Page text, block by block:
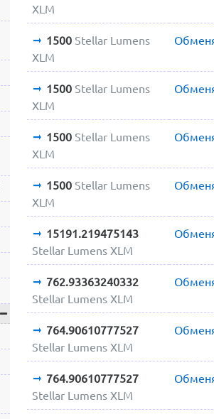
XLM
1500 Stellar Lumens
XLM
1500 Stellar Lumens
XLM
1500 Stellar Lumens
XLM
1500 Stellar Lumens
XLM
15191.219475143
Stellar Lumens XLM
762.93363240332
Stellar Lumens XLM
764.90610777527
Stellar Lumens XLM
764.90610777527
Stellar Lumens XLM